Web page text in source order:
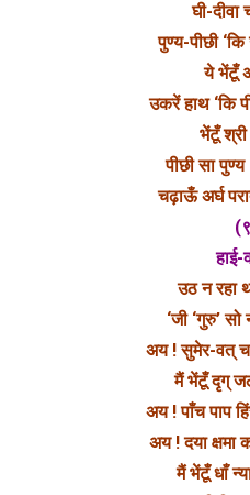
घी-
पुण्य-पीछी
ये भेंटूँ
उकरें हाथ ‘कि
भेंटूँ
पीछी सा
चढ़ाऊँ अर्घ
हाई-
उठ न रहा
‘जी ‘गुरु’
अय ! सुमेर-वत्
मैं भेंटूँ दृग्
अय ! पाँच पाप
अय ! दया क्षमा
मैं भेंटूँ धाँ